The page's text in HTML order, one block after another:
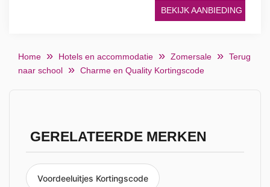
BEKIJK AANBIEDING
Home Hotels en accommodatie Zomersale
Terug
naar school
Charme en Quality Kortingscode
GERELATEERDE MERKEN
Voordeeluitjes Kortingscode